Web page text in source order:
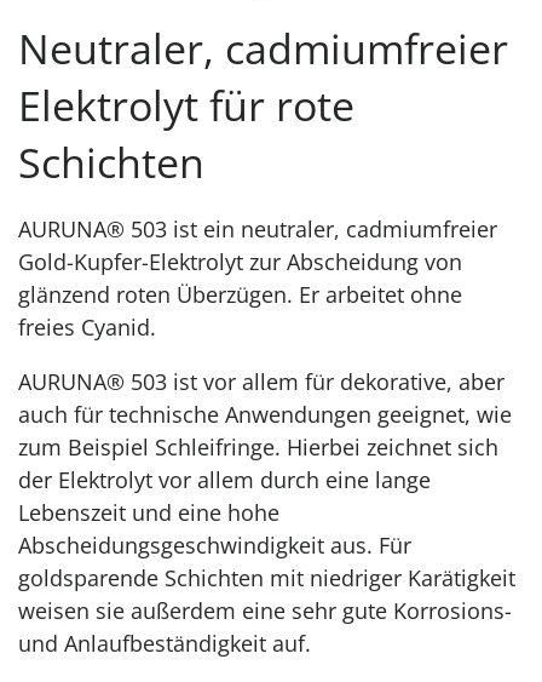
Neutraler, cadmiumfreier
Elektrolyt für rote
Schichten
AURUNA® 503 ist ein neutraler, cadmiumfreier
Gold-Kupfer-Elektrolyt zur Abscheidung von
glänzend roten Überzügen. Er arbeitet ohne
freies Cyanid.
AURUNA® 503 ist vor allem für dekorative, aber
auch für technische Anwendungen geeignet, wie
zum Beispiel Schleifringe. Hierbei zeichnet sich
der Elektrolyt vor allem durch eine lange
Lebenszeit und eine hohe
Abscheidungsgeschwindigkeit aus. Für
goldsparende Schichten mit niedriger Karätigkeit
weisen sie außerdem eine sehr gute Korrosions-
und Anlaufbeständigkeit auf.